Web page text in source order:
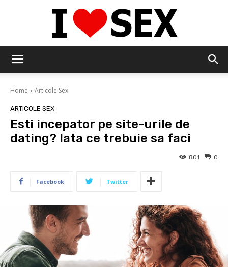
Home Articole Sex
ARTICOLE SEX
Esti incepator pe site-urile de
dating? Iata ce trebuie sa faci
0
801
Facebook Twitter